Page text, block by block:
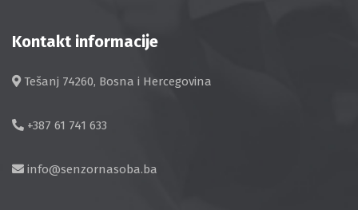
Kontakt informacije
Tešanj 74260, Bosna i Hercegovina
+387 61 741 633
info@senzornasoba.ba